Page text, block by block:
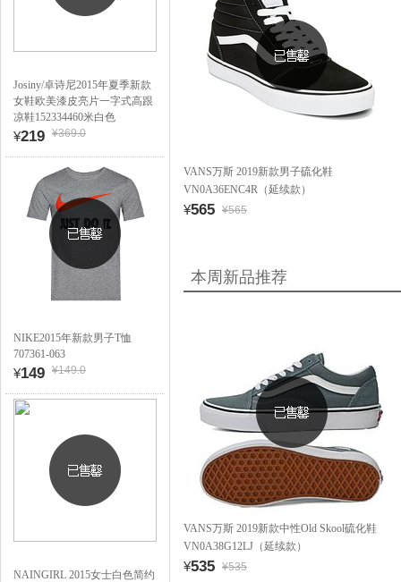
Josiny/卓诗尼2015年夏季新款
女鞋欧美漆皮亮片一字式高跟
凉鞋152334460米白色
¥219 ¥369.0
NIKE2015年新款男子T恤
707361-063
¥149 ¥149.0
NAINGIRL 2015女士白色简约
VANS万斯 2019新款男子硫化鞋
VN0A36ENC4R（延续款）
¥565 ¥565
本周新品推荐
VANS万斯 2019新款中性Old Skool硫化鞋
VN0A38G12LJ（延续款）
¥535 ¥535